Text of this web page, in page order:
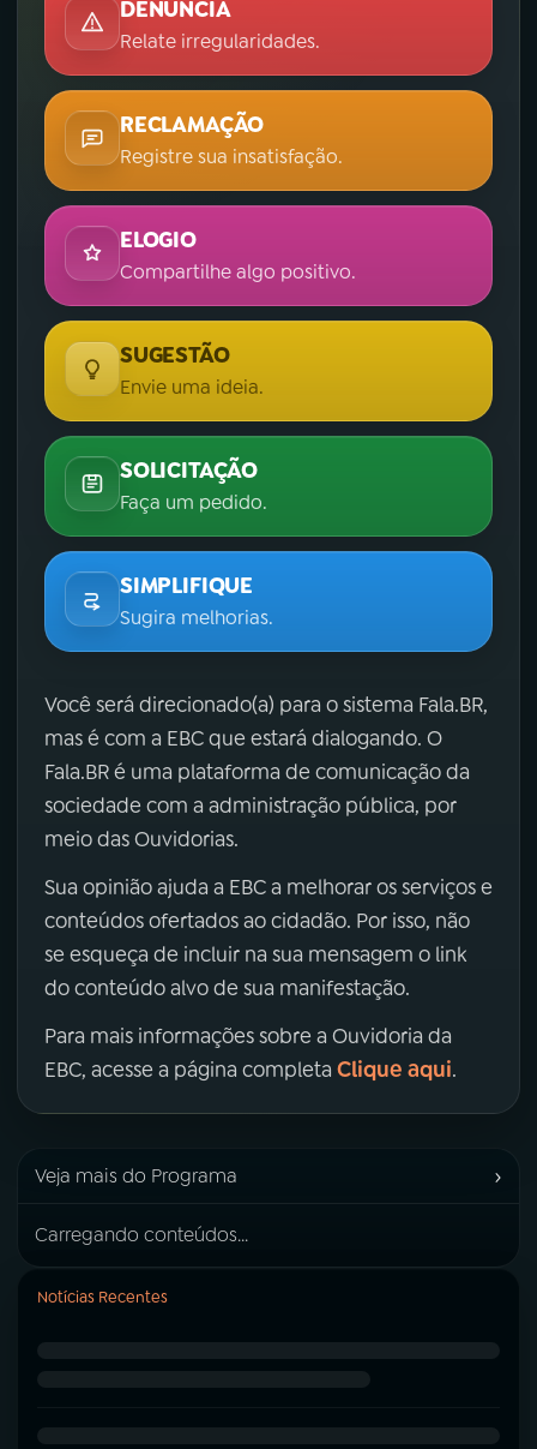
DENÚNCIA
Relate irregularidades.
RECLAMAÇÃO
Registre sua insatisfação.
ELOGIO
Compartilhe algo positivo.
SUGESTÃO
Envie uma ideia.
SOLICITAÇÃO
Faça um pedido.
SIMPLIFIQUE
Sugira melhorias.
Você será direcionado(a) para o sistema Fala.BR,
mas é com a EBC que estará dialogando. O
Fala.BR é uma plataforma de comunicação da
sociedade com a administração pública, por
meio das Ouvidorias.
Sua opinião ajuda a EBC a melhorar os serviços e
conteúdos ofertados ao cidadão. Por isso, não
se esqueça de incluir na sua mensagem o link
do conteúdo alvo de sua manifestação.
Para mais informações sobre a Ouvidoria da
EBC, acesse a página completa Clique aqui.
Veja mais do Programa ›
Carregando conteúdos...
Notícias Recentes